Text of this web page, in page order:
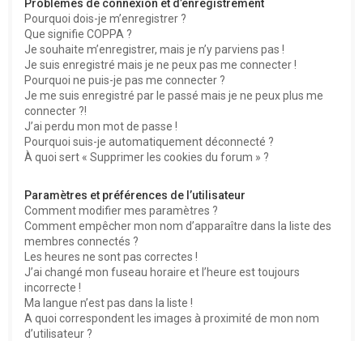
Problèmes de connexion et d’enregistrement
Pourquoi dois-je m’enregistrer ?
Que signifie COPPA ?
Je souhaite m’enregistrer, mais je n’y parviens pas !
Je suis enregistré mais je ne peux pas me connecter !
Pourquoi ne puis-je pas me connecter ?
Je me suis enregistré par le passé mais je ne peux plus me
connecter ?!
J’ai perdu mon mot de passe !
Pourquoi suis-je automatiquement déconnecté ?
À quoi sert « Supprimer les cookies du forum » ?
Paramètres et préférences de l’utilisateur
Comment modifier mes paramètres ?
Comment empêcher mon nom d’apparaître dans la liste des
membres connectés ?
Les heures ne sont pas correctes !
J’ai changé mon fuseau horaire et l’heure est toujours
incorrecte !
Ma langue n’est pas dans la liste !
A quoi correspondent les images à proximité de mon nom
d’utilisateur ?